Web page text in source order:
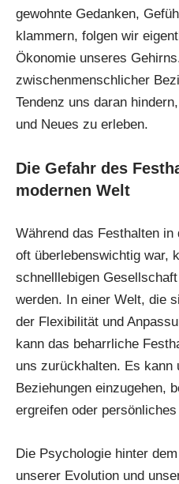
gewohnte Gedanken,
klammern, folgen wir
Ökonomie unseres
zwischenmenschlicher
Tendenz uns daran
und Neues zu erleben.
Die Gefahr des
modernen Welt
Während das Festhalten
oft überlebenswichtig war,
schnelllebigen
werden. In einer Welt, die
der Flexibilität und
kann das beharrliche
uns zurückhalten. Es kann
Beziehungen einzugehen,
ergreifen oder
Die Psychologie hinter
unserer Evolution und